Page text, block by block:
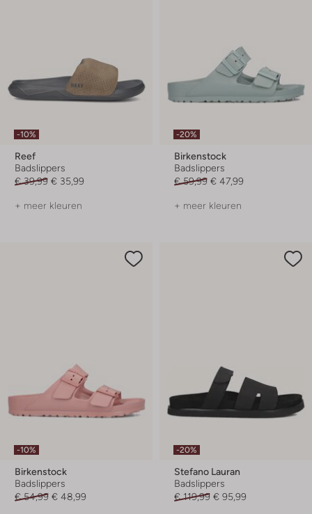
-10%
Reef
Badslippers
€ 39,99 € 35,99
+ meer kleuren
-20%
Birkenstock
Badslippers
€ 59,99 € 47,99
+ meer kleuren
-10%
Birkenstock
Badslippers
€ 54,99 € 48,99
-20%
Stefano Lauran
Badslippers
€ 119,99 € 95,99